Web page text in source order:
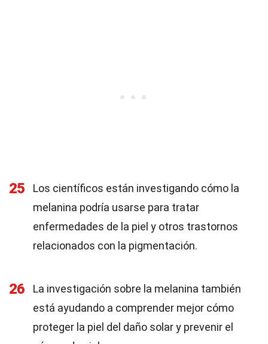
25
Los científicos están investigando cómo la
melanina podría usarse para tratar
enfermedades de la piel y otros trastornos
relacionados con la pigmentación.
26
La investigación sobre la melanina también
está ayudando a comprender mejor cómo
proteger la piel del daño solar y prevenir el